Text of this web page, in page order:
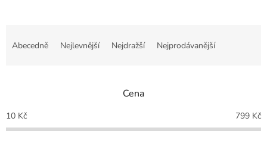
p
r
o
Abecedně Nejlevnější Nejdražší Nejprodávanější
Cena
10 Kč 799 Kč